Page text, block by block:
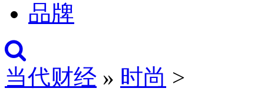
品牌
当代财经 » 时尚 >